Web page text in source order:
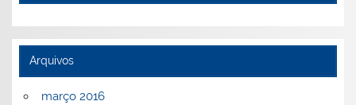
Arquivos
março 2016